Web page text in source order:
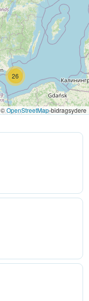
26
©OpenStreetMap-bidragsydere